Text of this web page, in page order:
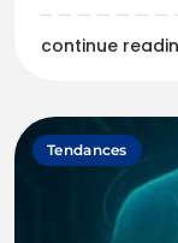
continue
Tendances